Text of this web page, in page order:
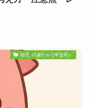
幼児（1歳から小学生前）